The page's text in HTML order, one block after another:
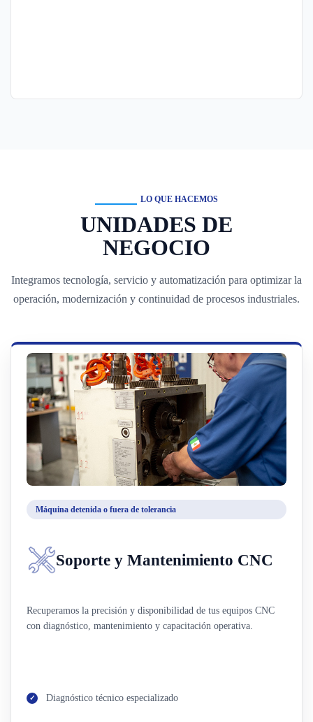
LO QUE HACEMOS
UNIDADES DE
NEGOCIO
Integramos tecnología, servicio y automatización para optimizar la
operación, modernización y continuidad de procesos industriales.
Máquina detenida o fuera de tolerancia
Soporte y Mantenimiento CNC
Recuperamos la precisión y disponibilidad de tus equipos CNC
con diagnóstico, mantenimiento y capacitación operativa.
Diagnóstico técnico especializado